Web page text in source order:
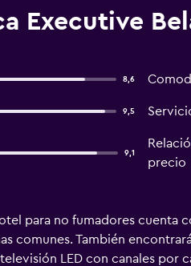
Executive
8,6
9,5
9,1
precio
para no fumadores cuenta
comunes. También
LED con canales por